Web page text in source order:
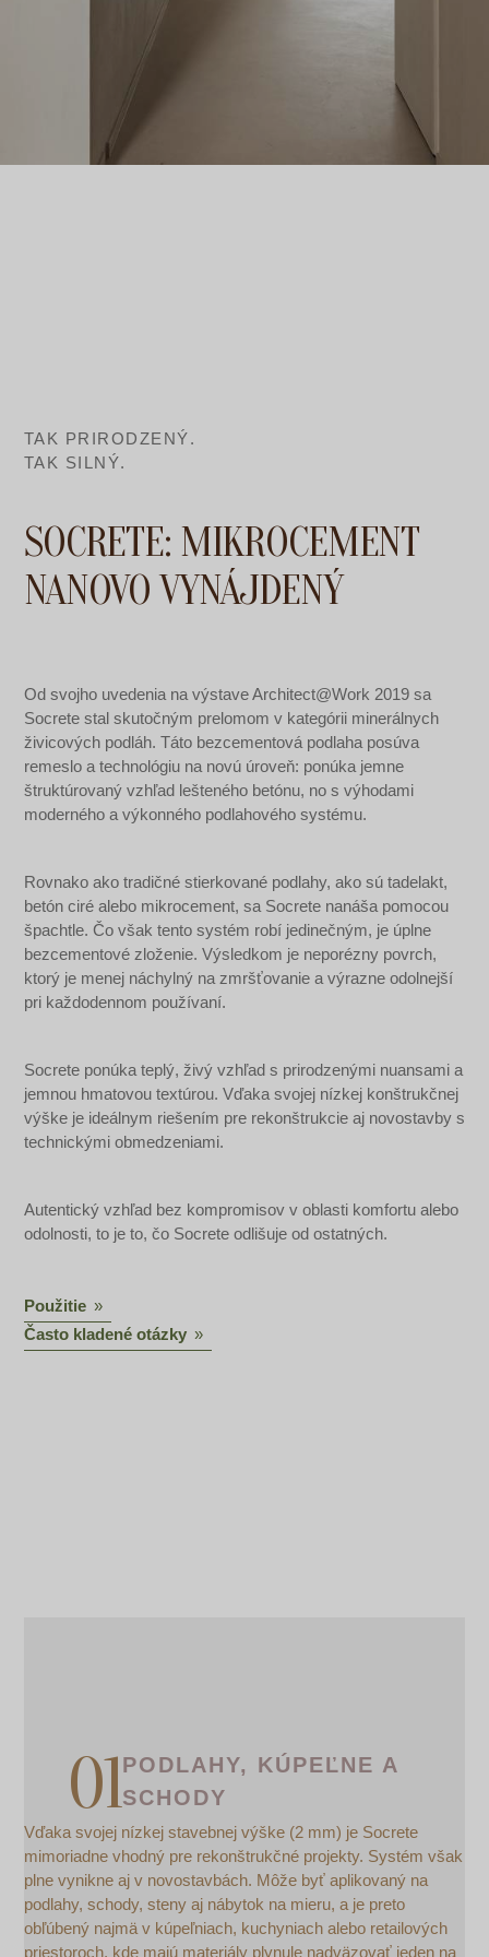
TAK PRIRODZENÝ.
TAK SILNÝ.
SOCRETE: MIKROCEMENT
NANOVO VYNÁJDENÝ
Od svojho uvedenia na výstave Architect@Work 2019 sa
Socrete stal skutočným prelomom v kategórii minerálnych
živicových podláh. Táto bezcementová podlaha posúva
remeslo a technológiu na novú úroveň: ponúka jemne
štruktúrovaný vzhľad lešteného betónu, no s výhodami
moderného a výkonného podlahového systému.
Rovnako ako tradičné stierkované podlahy, ako sú tadelakt,
betón ciré alebo mikrocement, sa Socrete nanáša pomocou
špachtle. Čo však tento systém robí jedinečným, je úplne
bezcementové zloženie. Výsledkom je neporézny povrch,
ktorý je menej náchylný na zmršťovanie a výrazne odolnejší
pri každodennom používaní.
Socrete ponúka teplý, živý vzhľad s prirodzenými nuansami a
jemnou hmatovou textúrou. Vďaka svojej nízkej konštrukčnej
výške je ideálnym riešením pre rekonštrukcie aj novostavby s
technickými obmedzeniami.
Autentický vzhľad bez kompromisov v oblasti komfortu alebo
odolnosti, to je to, čo Socrete odlišuje od ostatných.
Použitie
Často kladené otázky
PODLAHY, KÚPEĽNE A
SCHODY
Vďaka svojej nízkej stavebnej výške (2 mm) je Socrete
mimoriadne vhodný pre rekonštrukčné projekty. Systém však
plne vynikne aj v novostavbách. Môže byť aplikovaný na
podlahy, schody, steny aj nábytok na mieru, a je preto
obľúbený najmä v kúpeľniach, kuchyniach alebo retailových
priestoroch, kde majú materiály plynule nadväzovať jeden na